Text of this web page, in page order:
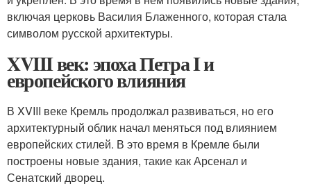
включая церковь Василия Блаженного, которая стала
символом русской архитектуры.
XVIII век: эпоха Петра I и
европейского влияния
В XVIII веке Кремль продолжал развиваться, но его
архитектурный облик начал меняться под влиянием
европейских стилей. В это время в Кремле были
построены новые здания, такие как Арсенал и
Сенатский дворец.